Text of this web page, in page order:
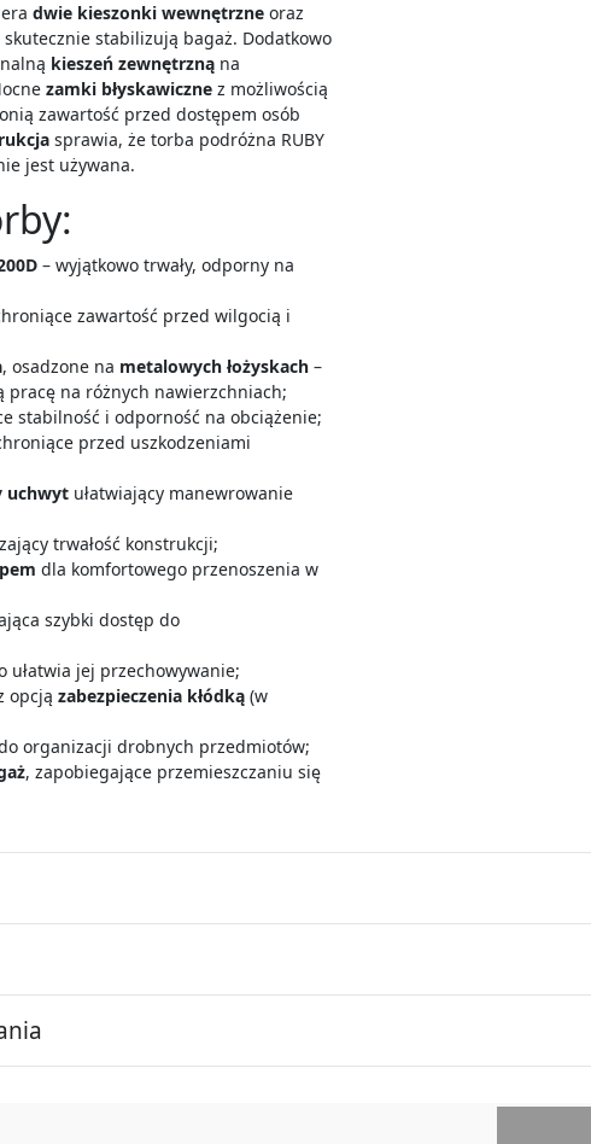
dwie kieszonki wewnętrzne oraz
skutecznie stabilizują bagaż. Dodatkowo
kieszeń zewnętrzną na
zamki błyskawicznez możliwością
zawartość przed dostępem osób
sprawia, że torba podróżna RUBY
jest używana.
– wyjątkowo trwały, odporny na
zawartość przed wilgocią i
, osadzone na metalowych łożyskach –
pracę na różnych nawierzchniach;
stabilność i odporność na obciążenie;
przed uszkodzeniami
uchwyt ułatwiający manewrowanie
trwałość konstrukcji;
dla komfortowego przenoszenia w
szybki dostęp do
ułatwia jej przechowywanie;
opcjązabezpieczenia kłódką (w
organizacji drobnych przedmiotów;
, zapobiegające przemieszczaniu się